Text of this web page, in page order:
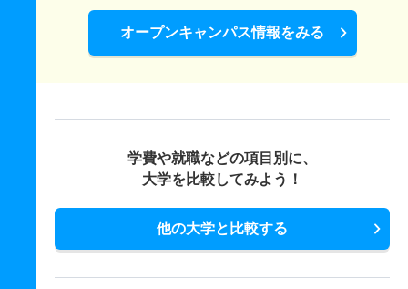
オープンキャンパス情報をみる
学費や就職などの項目別に、
大学を比較してみよう！
他の大学と比較する